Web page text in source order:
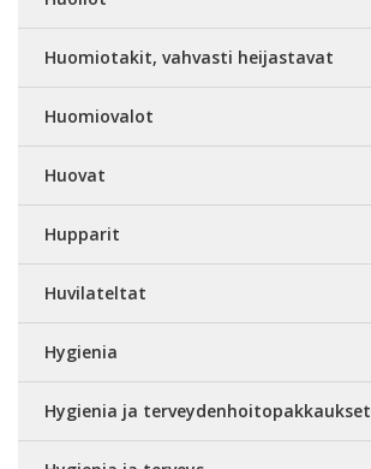
Huomiotakit, vahvasti heijastavat
Huomiovalot
Huovat
Hupparit
Huvilateltat
Hygienia
Hygienia ja terveydenhoitopakkaukset